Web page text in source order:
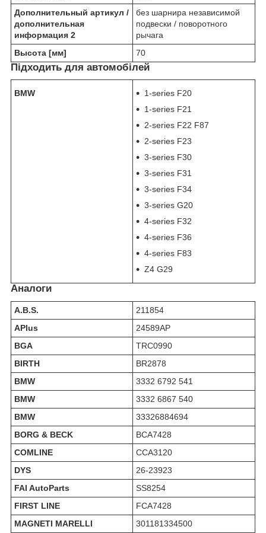
Дополнительный артикул /
дополнительная
информация 2
без шарнира независимой
подвески / поворотного
рычага
Высота [мм]
70
Підходить для автомобілей
BMW
1-series F20
1-series F21
2-series F22 F87
2-series F23
3-series F30
3-series F31
3-series F34
3-series G20
4-series F32
4-series F36
4-series F83
Z4 G29
Аналоги
A.B.S.
211854
APlus
24589AP
BGA
TRC0990
BIRTH
BR2878
BMW
3332 6792 541
BMW
3332 6867 540
BMW
33326884694
BORG & BECK
BCA7428
COMLINE
CCA3120
DYS
26-23923
FAI AutoParts
SS8254
FIRST LINE
FCA7428
MAGNETI MARELLI
301181334500